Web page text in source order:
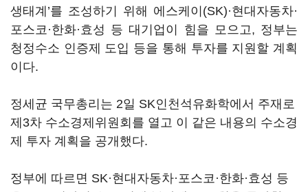
생태계’를 조성하기 위해 에스케이(SK)·현대자동차·
포스코·한화·효성 등 대기업이 힘을 모으고, 정부는
청정수소 인증제 도입 등을 통해 투자를 지원할 계획
이다.
정세균 국무총리는 2일 SK인천석유화학에서 주재로
제3차 수소경제위원회를 열고 이 같은 내용의 수소경
제 투자 계획을 공개했다.
정부에 따르면 SK·현대자동차·포스코·한화·효성 등